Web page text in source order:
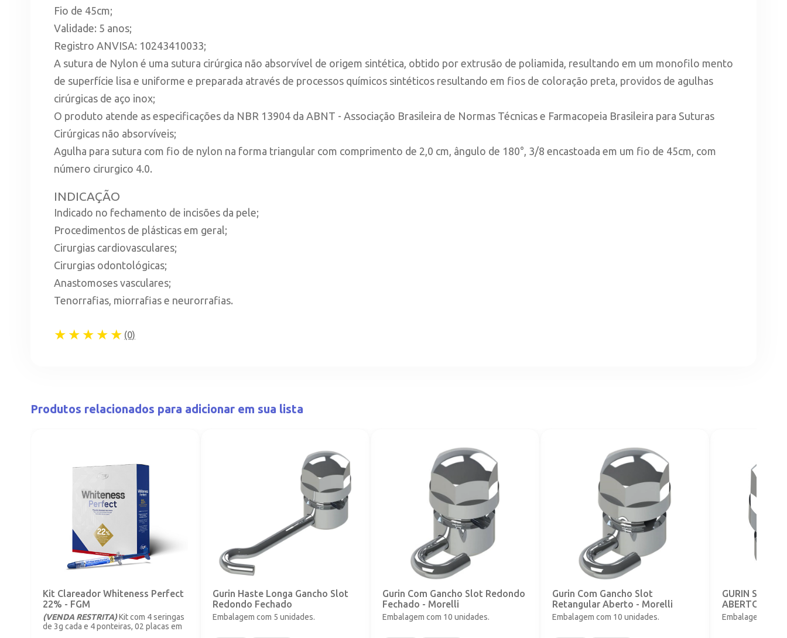
Fio de 45cm;
Validade: 5 anos;
Registro ANVISA: 10243410033;
A sutura de Nylon é uma sutura cirúrgica não absorvível de origem sintética, obtido por extrusão de poliamida, resultando em um monofilo mento
de superfície lisa e uniforme e preparada através de processos químicos sintéticos resultando em fios de coloração preta, providos de agulhas
cirúrgicas de aço inox;
O produto atende as especificações da NBR 13904 da ABNT - Associação Brasileira de Normas Técnicas e Farmacopeia Brasileira para Suturas
Cirúrgicas não absorvíveis;
Agulha para sutura com fio de nylon na forma triangular com comprimento de 2,0 cm, ângulo de 180°, 3/8 encastoada em um fio de 45cm, com
número cirurgico 4.0.
INDICAÇÃO
Indicado no fechamento de incisões da pele;
Procedimentos de plásticas em geral;
Cirurgias cardiovasculares;
Cirurgias odontológicas;
Anastomoses vasculares;
Tenorrafias, miorrafias e neurorrafias.
★★★★★ (0)
Produtos relacionados para adicionar em sua lista
Kit Clareador Whiteness Perfect
22% - FGM
(VENDA RESTRITA)Kit com 4 seringas
de 3g cada e 4 ponteiras, 02 placas em
Gurin Haste Longa Gancho Slot
Redondo Fechado
Embalagem com 5 unidades.
Gurin Com Gancho Slot Redondo
Fechado - Morelli
Embalagem com 10 unidades.
Gurin Com Gancho Slot
Retangular Aberto - Morelli
Embalagem com 10 unidades.
GURIN SLOT
ABERTO -
Embalagem com